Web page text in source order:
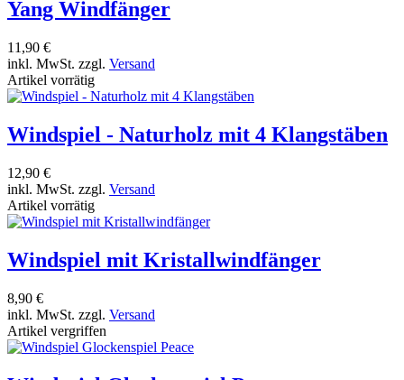
Yang Windfänger
11,90 €
inkl. MwSt. zzgl. Versand
Artikel vorrätig
Windspiel - Naturholz mit 4 Klangstäben
12,90 €
inkl. MwSt. zzgl. Versand
Artikel vorrätig
Windspiel mit Kristallwindfänger
8,90 €
inkl. MwSt. zzgl. Versand
Artikel vergriffen